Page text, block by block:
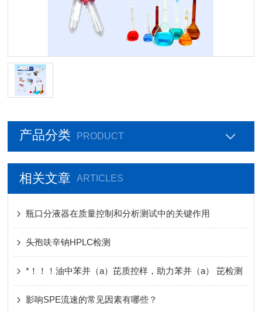
产品分类 PRODUCT
相关文章 ARTICLES
瓶口分液器在质量控制和分析测试中的关键作用
头孢呋辛钠HPLC检测
*！！！油中苯并（a）芘质控样，助力苯并（a） 芘检测
影响SPE流速的常见因素有哪些？